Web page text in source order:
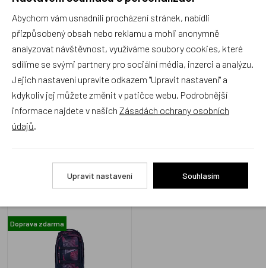
Produkt zatím nemá žádné hodnocení,buďte první, kdo
Přidat hodnocení
Studentský batoh Ergobag
Doprava zdarma
Abychom vám usnadnili procházení stránek, nabídli
přizpůsobený obsah nebo reklamu a mohli anonymně
analyzovat návštěvnost, využíváme soubory cookies, které
sdílíme se svými partnery pro sociální média, inzerci a analýzu.
Jejich nastavení upravíte odkazem "Upravit nastavení" a
kdykoliv jej můžete změnit v patičce webu. Podrobnější
informace najdete v našich Zásadách ochrany osobních
údajů
Upravit nastavení Souhlasím